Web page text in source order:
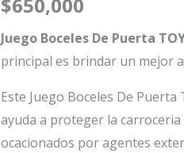
$650,000
Juego Boceles De Puerta
principal es brindar un mejor
Este Juego Boceles De Puerta
ayuda a proteger la
ocacionados por agentes
Sahara
100
cantidad